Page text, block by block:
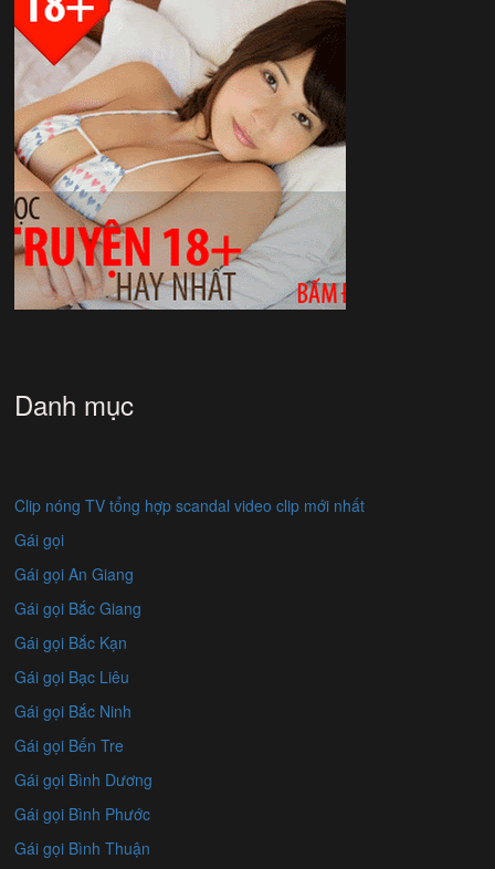
Danh mục
Clip nóng TV tổng hợp scandal video clip mới nhất
Gái gọi
Gái gọi An Giang
Gái gọi Bắc Giang
Gái gọi Bắc Kạn
Gái gọi Bạc Liêu
Gái gọi Bắc Ninh
Gái gọi Bến Tre
Gái gọi Bình Dương
Gái gọi Bình Phước
Gái gọi Bình Thuận